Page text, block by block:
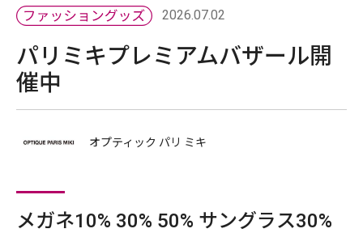
2026.07.02
パリミキプレミアムバザール開
催中
オプティック パリ ミキ
メガネ10% 30% 50% サングラス30%